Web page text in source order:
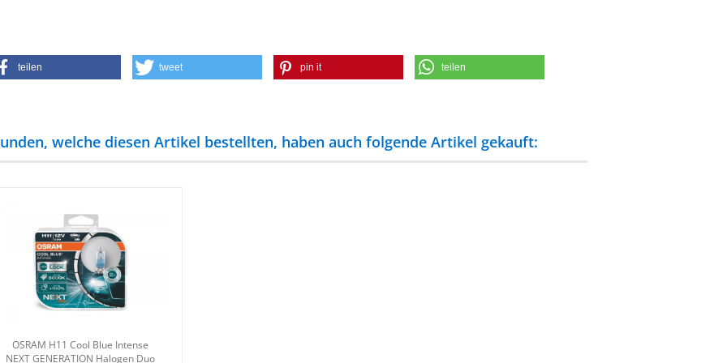
teilen tweet pin it teilen
welche diesen Artikel bestellten, haben auch folgende Artikel gekauft:
OSRAM H11 Cool Blue In­ten­se
NEXT GE­NERA­TI­ON Ha­lo­gen Duo